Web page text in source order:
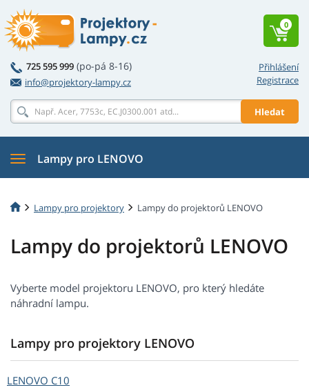
Přihlášení
Registrace
725 595 999 (po-pá 8-16)
info@projektory-lampy.cz
Hledat
0
Lampy pro LENOVO
Lampy pro projektory Lampy do projektorů LENOVO
Lampy do projektorů LENOVO
Vyberte model projektoru LENOVO, pro který hledáte
náhradní lampu.
Lampy pro projektory LENOVO
LENOVO C10